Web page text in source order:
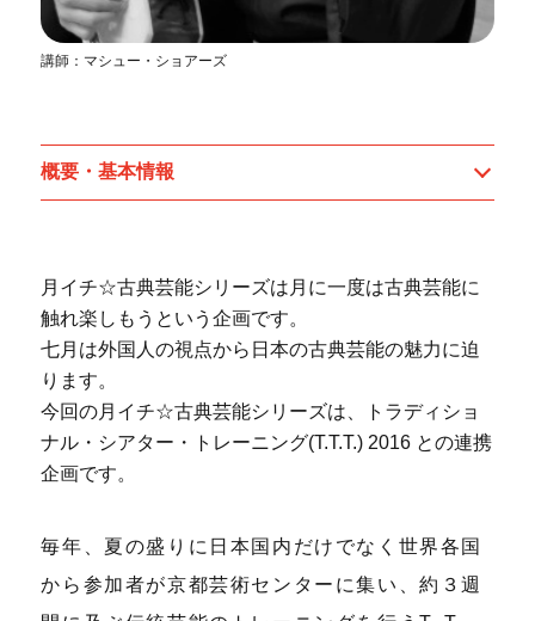
講師：マシュー・ショアーズ
概要・基本情報
月イチ☆古典芸能シリーズは月に一度は古典芸能に
触れ楽しもうという企画です。
七月は外国人の視点から日本の古典芸能の魅力に迫
ります。
今回の月イチ☆古典芸能シリーズは、トラディショ
ナル・シアター・トレーニング(T.T.T.) 2016 との連携
企画です。
毎年、夏の盛りに日本国内だけでなく世界各国
から参加者が京都芸術センターに集い、約３週